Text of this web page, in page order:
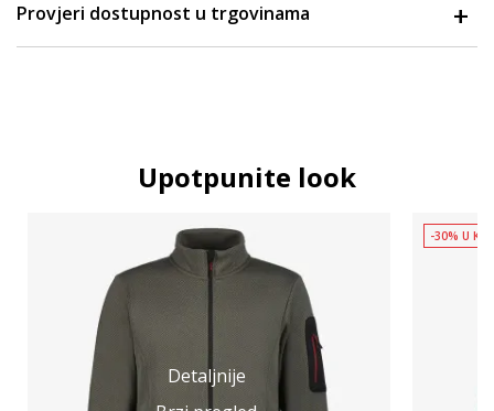
Provjeri dostupnost u trgovinama
Upotpunite look
Detaljnije
-30% U